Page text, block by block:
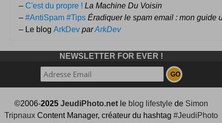
– C'est du propre ! La Machine Du Voisin
– #AntiSpam #Tips Éradiquer le spam email : mon guide
– Le blog ArkDev parArkDev
NEWSLETTER FOR EVER !
©2006-2025 JeudiPhoto.netle blog lifestylede Simon
TripnauxContent Manager, créateur du hashtag #JeudiPhoto